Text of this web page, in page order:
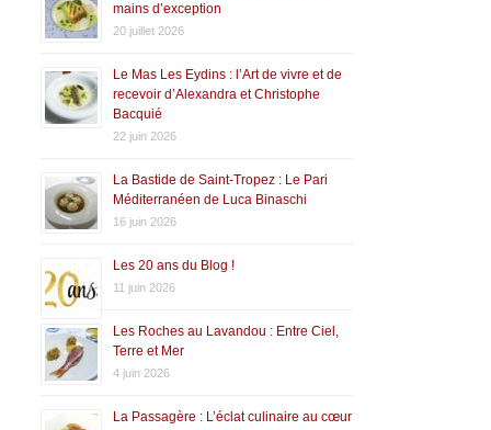
mains d’exception
20 juillet 2026
Le Mas Les Eydins : l’Art de vivre et de
recevoir d’Alexandra et Christophe
Bacquié
22 juin 2026
La Bastide de Saint-Tropez : Le Pari
Méditerranéen de Luca Binaschi
16 juin 2026
Les 20 ans du Blog !
11 juin 2026
Les Roches au Lavandou : Entre Ciel,
Terre et Mer
4 juin 2026
La Passagère : L’éclat culinaire au cœur